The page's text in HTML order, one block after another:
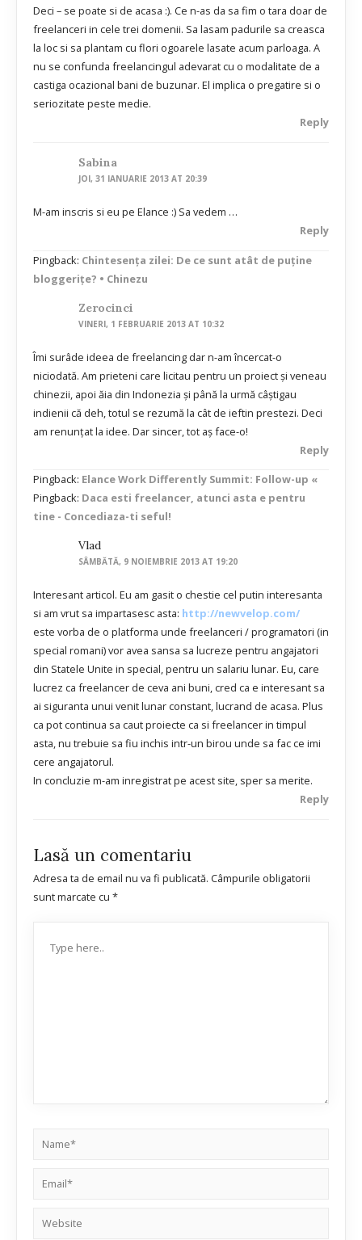
Deci – se poate si de acasa :). Ce n-as da sa fim o tara doar de
freelanceri in cele trei domenii. Sa lasam padurile sa creasca
la loc si sa plantam cu flori ogoarele lasate acum parloaga. A
nu se confunda freelancingul adevarat cu o modalitate de a
castiga ocazional bani de buzunar. El implica o pregatire si o
seriozitate peste medie.
Reply
Sabina
JOI, 31 IANUARIE 2013 AT 20:39
M-am inscris si eu pe Elance :) Sa vedem …
Reply
Pingback: Chintesenţa zilei: De ce sunt atât de puţine
bloggeriţe? • Chinezu
Zerocinci
VINERI, 1 FEBRUARIE 2013 AT 10:32
Îmi surâde ideea de freelancing dar n-am încercat-o
niciodată. Am prieteni care licitau pentru un proiect și veneau
chinezii, apoi ăia din Indonezia și până la urmă câștigau
indienii că deh, totul se rezumă la cât de ieftin prestezi. Deci
am renunțat la idee. Dar sincer, tot aș face-o!
Reply
Pingback: Elance Work Differently Summit: Follow-up «
Pingback: Daca esti freelancer, atunci asta e pentru
tine - Concediaza-ti seful!
Vlad
SÂMBĂTĂ, 9 NOIEMBRIE 2013 AT 19:20
Interesant articol. Eu am gasit o chestie cel putin interesanta
si am vrut sa impartasesc asta: http://newvelop.com/
este vorba de o platforma unde freelanceri / programatori (in
special romani) vor avea sansa sa lucreze pentru angajatori
din Statele Unite in special, pentru un salariu lunar. Eu, care
lucrez ca freelancer de ceva ani buni, cred ca e interesant sa
ai siguranta unui venit lunar constant, lucrand de acasa. Plus
ca pot continua sa caut proiecte ca si freelancer in timpul
asta, nu trebuie sa fiu inchis intr-un birou unde sa fac ce imi
cere angajatorul.
In concluzie m-am inregistrat pe acest site, sper sa merite.
Reply
Lasă un comentariu
Adresa ta de email nu va fi publicată. Câmpurile obligatorii
sunt marcate cu *